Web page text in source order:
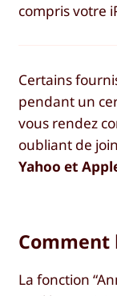
compris votre
Certains
pendant un
vous rendez
oubliant de
Yahoo et
Comment
La fonction